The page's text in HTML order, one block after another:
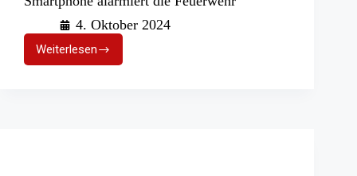
4. Oktober 2024
WeiterlesenSmartphone
alarmiert